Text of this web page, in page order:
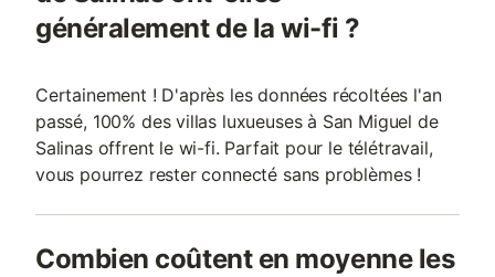
généralement de la wi-fi ?
Certainement ! D'après les données récoltées l'an
passé, 100% des villas luxueuses à San Miguel de
Salinas offrent le wi-fi. Parfait pour le télétravail,
vous pourrez rester connecté sans problèmes !
Combien coûtent en moyenne les